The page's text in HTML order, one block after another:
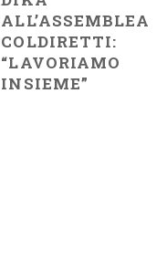
ALL’ASSEMBLEA
COLDIRETTI:
“LAVORIAMO
INSIEME”